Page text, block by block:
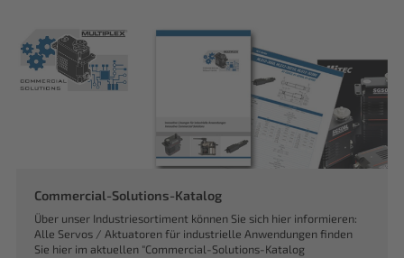
Commercial-Solutions-Katalog
Über unser Industriesortiment können Sie sich hier informieren:
Alle Servos / Aktuatoren für industrielle Anwendungen finden
Sie hier im aktuellen "Commercial-Solutions-Katalog